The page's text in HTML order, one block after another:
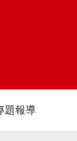
題報導